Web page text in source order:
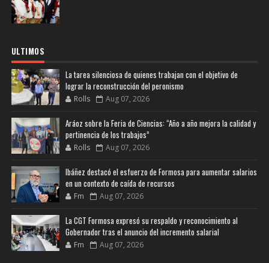
ULTIMOS
La tarea silenciosa de quienes trabajan con el objetivo de
lograr la reconstrucción del peronismo
Rolls Aug 07, 2026
Aráoz sobre la Feria de Ciencias: “Año a año mejora la calidad y
pertinencia de los trabajos”
Rolls Aug 07, 2026
Ibáñez destacó el esfuerzo de Formosa para aumentar salarios
en un contexto de caída de recursos
Fm Aug 07, 2026
La CGT Formosa expresó su respaldo y reconocimiento al
Gobernador tras el anuncio del incremento salarial
Fm Aug 07, 2026